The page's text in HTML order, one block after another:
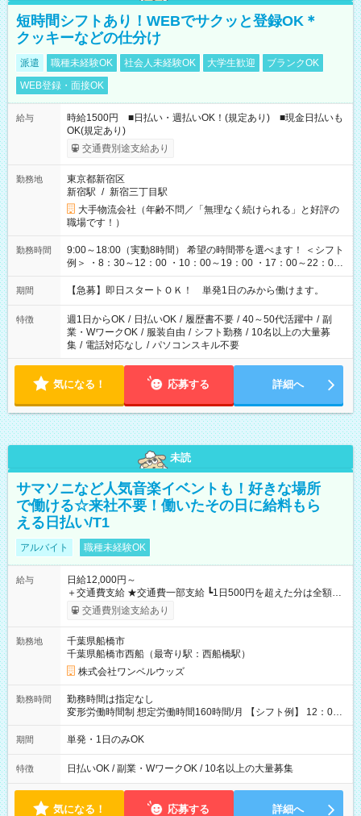
短時間シフトあり！WEBでサクッと登録OK＊
クッキーなどの仕分け
派遣 職種未経験OK 社会人未経験OK 大学生歓迎
ブランクOK
WEB登録・面接OK
給与
時給1500円 ■日払い・週払いOK！(規定あり) ■現金日払いも
OK(規定あり)
交通費別途支給あり
勤務地
東京都新宿区
新宿駅 / 新宿三丁目駅
大手物流会社（年齢不問／「無理なく続けられる」と好評の
職場です！）
勤務時間
9:00～18:00（実動8時間） 希望の時間帯を選べます！ ＜シフト
例＞ ・8：30～12：00 ・10：00～19：00 ・17：00～22：00
・13：00～22：00 ・22：00～翌6：00 など
期間 【急募】即日スタートＯＫ！ 単発1日のみから働けます。
特徴 週1日からOK / 日払いOK / 履歴書不要 / 40～50代活躍中 / 副
業・WワークOK / 服装自由 / シフト勤務 / 10名以上の大量募
集 / 電話対応なし / パソコンスキル不要
気になる！ 応募する 詳細へ
未読
サマソニなど人気音楽イベントも！好きな場所
で働ける☆来社不要！働いたその日に給料もら
える日払い/T1
アルバイト 職種未経験OK
給与
日給12,000円～
＋交通費支給 ★交通費一部支給 ┗1日500円を超えた分は全額支
給！ ※往復500円以内の方は自己負担となります ★日払いOK！
（規定あり） ┗働いたその日に現金GET♪ お仕事後はコンビニ
なし
交通費別途支給あり
勤務地
千葉県船橋市
千葉県船橋市西船（最寄り駅：西船橋駅）
株式会社ワンベルウッズ
勤務時間
勤務時間は指定なし
変形労働時間制 想定労働時間160時間/月 【シフト例】 12：00
～22：00
期間 単発・1日のみOK
特徴 日払いOK / 副業・WワークOK / 10名以上の大量募集
気になる！ 応募する 詳細へ